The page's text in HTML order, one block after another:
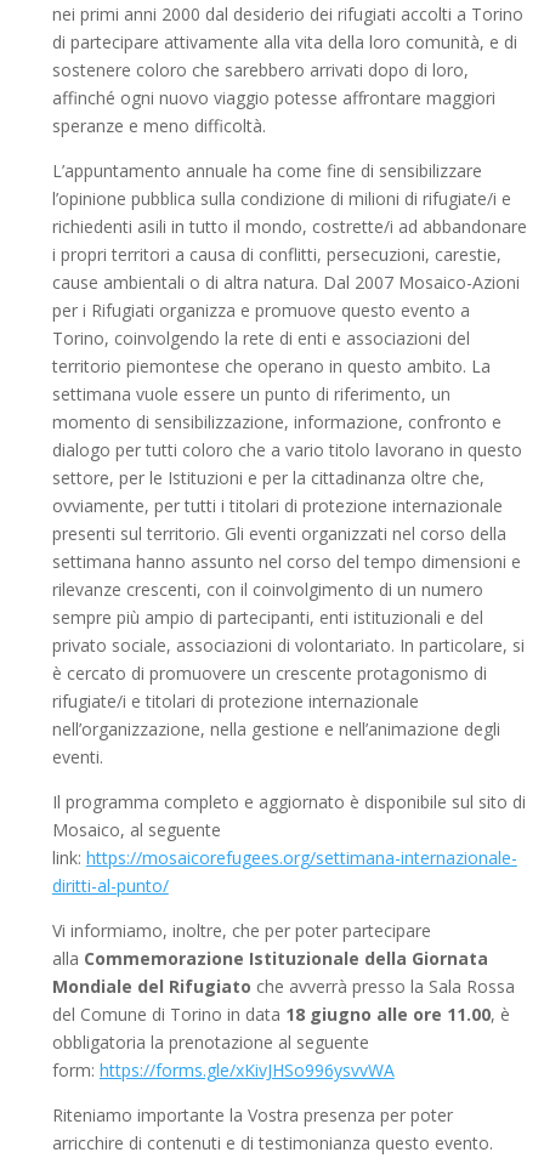
nei primi anni 2000 dal desiderio dei rifugiati accolti a Torino
di partecipare attivamente alla vita della loro comunità, e di
sostenere coloro che sarebbero arrivati dopo di loro,
affinché ogni nuovo viaggio potesse affrontare maggiori
speranze e meno difficoltà.
L’appuntamento annuale ha come fine di sensibilizzare
l’opinione pubblica sulla condizione di milioni di rifugiate/i e
richiedenti asili in tutto il mondo, costrette/i ad abbandonare
i propri territori a causa di conflitti, persecuzioni, carestie,
cause ambientali o di altra natura. Dal 2007 Mosaico-Azioni
per i Rifugiati organizza e promuove questo evento a
Torino, coinvolgendo la rete di enti e associazioni del
territorio piemontese che operano in questo ambito. La
settimana vuole essere un punto di riferimento, un
momento di sensibilizzazione, informazione, confronto e
dialogo per tutti coloro che a vario titolo lavorano in questo
settore, per le Istituzioni e per la cittadinanza oltre che,
ovviamente, per tutti i titolari di protezione internazionale
presenti sul territorio. Gli eventi organizzati nel corso della
settimana hanno assunto nel corso del tempo dimensioni e
rilevanze crescenti, con il coinvolgimento di un numero
sempre più ampio di partecipanti, enti istituzionali e del
privato sociale, associazioni di volontariato. In particolare, si
è cercato di promuovere un crescente protagonismo di
rifugiate/i e titolari di protezione internazionale
nell’organizzazione, nella gestione e nell’animazione degli
eventi.
Il programma completo e aggiornato è disponibile sul sito di
Mosaico, al seguente
link: https://mosaicorefugees.org/settimana-internazionale-
diritti-al-punto/
Vi informiamo, inoltre, che per poter partecipare
alla Commemorazione Istituzionale della Giornata
Mondiale del Rifugiato che avverrà presso la Sala Rossa
del Comune di Torino in data 18 giugno alle ore 11.00, è
obbligatoria la prenotazione al seguente
form: https://forms.gle/xKivJHSo996ysvvWA
Riteniamo importante la Vostra presenza per poter
arricchire di contenuti e di testimonianza questo evento.